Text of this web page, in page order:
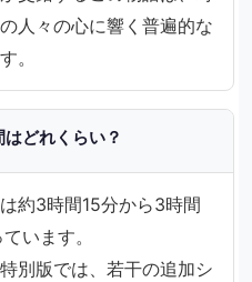
人々の心に響く普遍的な
。
どれくらい？
約3時間15分から3時間
います。
別版では、若干の追加シ